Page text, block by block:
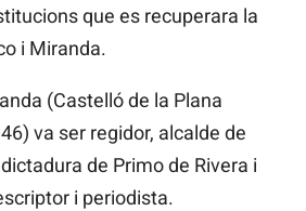
que es recuperara la
i Miranda.
(Castelló de la Plana
va ser regidor, alcalde de
de Primo de Rivera i
i periodista.